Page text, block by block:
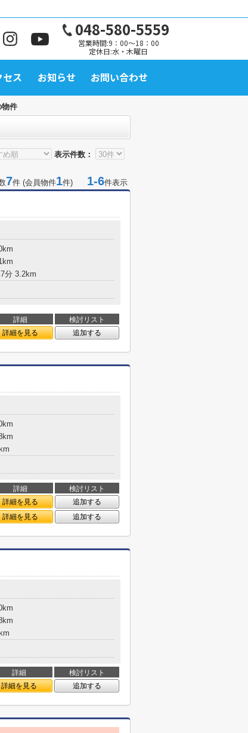
048-580-5559
営業時間:9：00～18：00
定休日:水・木曜日
セス お知らせ お問い合わせ
物件
表示件数：
7件 (会員物件1件) 1-6件表示
分 3.2km
詳細
検討リスト
詳細を見る 追加する
詳細
検討リスト
詳細を見る
追加する
詳細を見る 追加する
詳細
検討リスト
詳細を見る 追加する